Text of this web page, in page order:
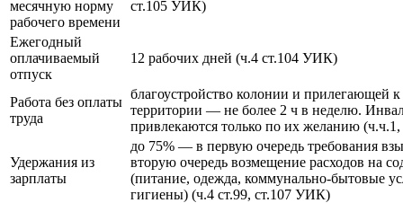
месячную норму
рабочего времени
ст.105 УИК)
Ежегодный
оплачиваемый
отпуск
12 рабочих дней (ч.4 ст.104 УИК)
Работа без оплаты
труда
благоустройство колонии и прилегающей
территории — не более 2 ч в неделю.
привлекаются только по их желанию
Удержания из
зарплаты
до 75% — в первую очередь требования
вторую очередь возмещение расходов на
(питание, одежда, коммунально-бытовые
гигиены) (ч.4 ст.99, ст.107 УИК)